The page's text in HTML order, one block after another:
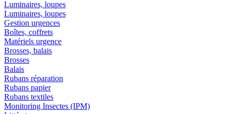
Luminaires, loupes
Luminaires, loupes
Gestion urgences
Boîtes, coffrets
Matériels urgence
Brosses, balais
Brosses
Balais
Rubans réparation
Rubans papier
Rubans textiles
Monitoring Insectes (IPM)